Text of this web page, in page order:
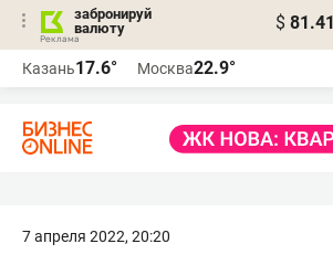
забронируй
валюту
$ 81.41
Казань17.6° Москва22.9°
7 апреля 2022, 20:20